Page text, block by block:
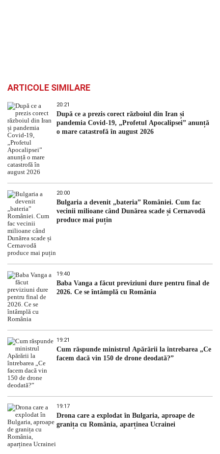
ARTICOLE SIMILARE
20:21
După ce a prezis corect războiul din Iran și
pandemia Covid-19, „Profetul Apocalipsei” anunță
o mare catastrofă în august 2026
20:00
Bulgaria a devenit „bateria” României. Cum fac
vecinii milioane când Dunărea scade și Cernavodă
produce mai puțin
19:40
Baba Vanga a făcut previziuni dure pentru final de
2026. Ce se întâmplă cu România
19:21
Cum răspunde ministrul Apărării la întrebarea „Ce
facem dacă vin 150 de drone deodată?”
19:17
Drona care a explodat în Bulgaria, aproape de
granița cu România, aparținea Ucrainei